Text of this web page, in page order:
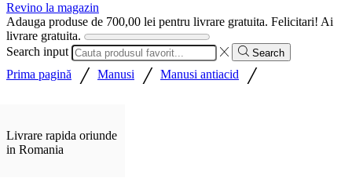
Revino la magazin
Adauga produse de 700,00 lei pentru livrare gratuita. Felicitari! Ai
livrare gratuita.
Search input
Search
Prima pagină / Manusi / Manusi antiacid /
Livrare rapida oriunde
in Romania